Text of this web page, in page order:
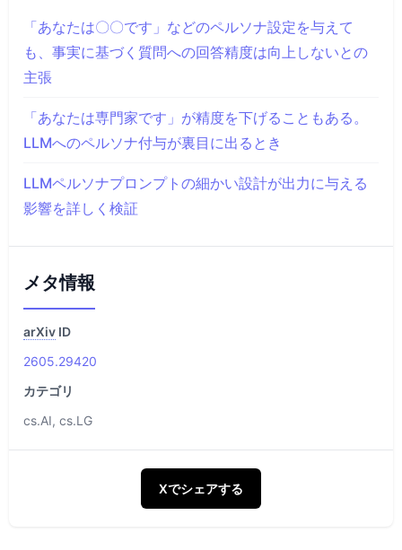
「あなたは〇〇です」などのペルソナ設定を与えて
も、事実に基づく質問への回答精度は向上しないとの
主張
「あなたは専門家です」が精度を下げることもある。
LLMへのペルソナ付与が裏目に出るとき
LLMペルソナプロンプトの細かい設計が出力に与える
影響を詳しく検証
メタ情報
arXiv ID
2605.29420
カテゴリ
cs.AI, cs.LG
Xでシェアする